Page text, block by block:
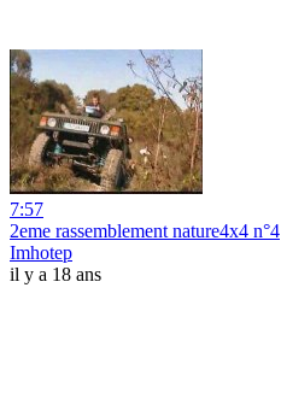
7:57
2eme rassemblement nature4x4 n°4
Imhotep
il y a 18 ans